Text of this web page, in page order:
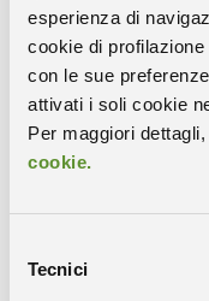
esperienza di
cookie di
con le sue
attivati i soli cookie
Per maggiori
cookie.
delTecnici
Condividi